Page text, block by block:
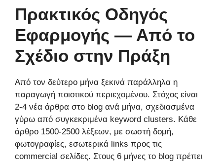
Πρακτικός Οδηγός
Εφαρμογής — Από το
Σχέδιο στην Πράξη
Από τον δεύτερο μήνα ξεκινά παράλληλα η
παραγωγή ποιοτικού περιεχομένου. Στόχος είναι
2-4 νέα άρθρα στο blog ανά μήνα, σχεδιασμένα
γύρω από συγκεκριμένα keyword clusters. Κάθε
άρθρο 1500-2500 λέξεων, με σωστή δομή,
φωτογραφίες, εσωτερικά links προς τις
commercial σελίδες. Στους 6 μήνες το blog πρέπει